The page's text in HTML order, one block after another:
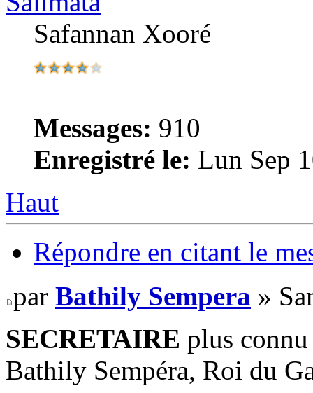
Safannan Xooré
Messages: 910
Enregistré le: Lun Sep
Haut
Répondre en citant le
par Bathily Sempera »
SECRETAIRE plus
Bathily Sempéra, Roi du